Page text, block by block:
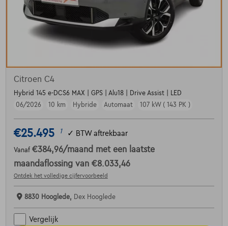
Citroen C4
Hybrid 145 e-DCS6 MAX | GPS | Alu18 | Drive Assist | LED
06/2026
10 km Hybride Automaat 107 kW ( 143 PK )
€25.495 1 ✓ BTW aftrekbaar
Vanaf €384,96/maand met een laatste
maandaflossing van €8.033,46
Ontdek het volledige cijfervoorbeeld
8830 Hooglede, Dex Hooglede
Vergelijk